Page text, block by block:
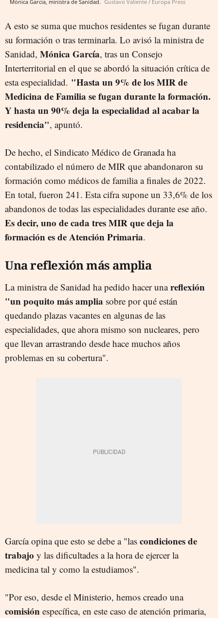
Mónica García, ministra de Sanidad. Gustavo Valiente / Europa Press
A esto se suma que muchos residentes se fugan durante
su formación o tras terminarla. Lo avisó la ministra de
Sanidad, Mónica García, tras un Consejo
Interterritorial en el que se abordó la situación crítica de
esta especialidad. "Hasta un 9% de los MIR de
Medicina de Familia se fugan durante la formación.
Y hasta un 90% deja la especialidad al acabar la
residencia", apuntó.
De hecho, el Sindicato Médico de Granada ha
contabilizado el número de MIR que abandonaron su
formación como médicos de familia a finales de 2022.
En total, fueron 241. Esta cifra supone un 33,6% de los
abandonos de todas las especialidades durante ese año.
Es decir, uno de cada tres MIR que deja la
formación es de Atención Primaria.
Una reflexión más amplia
La ministra de Sanidad ha pedido hacer unareflexión
"un poquito más amplia sobre por qué están
quedando plazas vacantes en algunas de las
especialidades, que ahora mismo son nucleares, pero
que llevan arrastrando desde hace muchos años
problemas en su cobertura".
García opina que esto se debe a "las condiciones de
trabajo y las dificultades a la hora de ejercer la
medicina tal y como la estudiamos".
"Por eso, desde el Ministerio, hemos creado una
comisión específica, en este caso de atención primaria,